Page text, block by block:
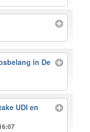
in De
UDI en